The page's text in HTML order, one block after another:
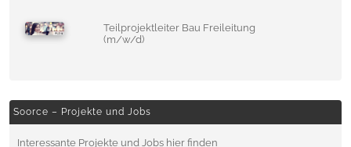
Teilprojektleiter Bau Freileitung
(m/w/d)
Soorce – Projekte und Jobs
Interessante Projekte und Jobs hier finden